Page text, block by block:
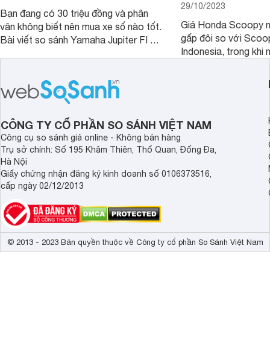
Bạn đang có 30 triệu đồng và phân
vân không biết nên mua xe số nào tốt.
Bài viết so sánh Yamaha Jupiter FI và
29/10/2023
Giá Honda Scoopy
gấp đôi so với
Indonesia, trong khi
chênh lệch giá lớn
sánh Honda
CÔNG TY CỔ PHẦN SO SÁNH VIỆT NAM
Công cụ so sánh giá online - Không bán hàng
Trụ sở chính: Số 195 Khâm Thiên, Thổ Quan, Đống Đa,
Hà Nội
Giấy chứng nhận đăng ký kinh doanh số 0106373516,
cấp ngày 02/12/2013
© 2013 - 2023 Bản quyền thuộc về Công ty cổ phần So Sánh Việt Nam